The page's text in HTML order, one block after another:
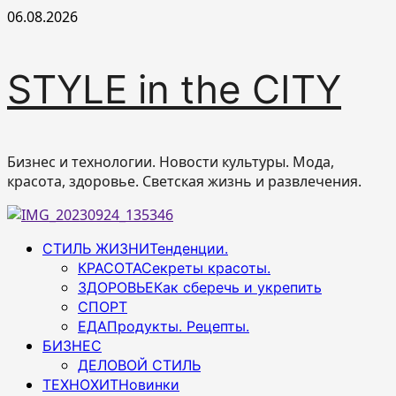
Перейти
06.08.2026
STYLE in the CITY
Бизнес и технологии. Новости культуры. Мода,
красота, здоровье. Светская жизнь и развлечения.
Основное
СТИЛЬ ЖИЗНИТенденции.
КРАСОТАСекреты красоты.
ЗДОРОВЬЕКак сберечь и укрепить
СПОРТ
ЕДАПродукты. Рецепты.
БИЗНЕС
ДЕЛОВОЙ СТИЛЬ
ТЕХНОХИТНовинки